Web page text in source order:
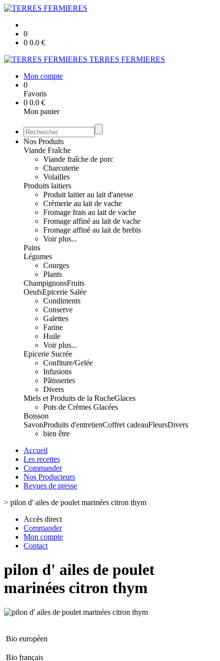
0
0 0.0 €
TERRES FERMIERES
Mon compte
0
Favoris
0 0.0 €
Mon panier
Nos Produits
Viande Fraîche
Viande fraîche de porc
Charcuterie
Volailles
Produits laitiers
Produit laitier au lait d'anesse
Crèmerie au lait de vache
Fromage frais au lait de vache
Fromage affiné au lait de vache
Fromage affiné au lait de brebis
Voir plus...
Pains
Légumes
Courges
Plants
ChampignonsFruits
OeufsEpicerie Salée
Condiments
Conserve
Galettes
Farine
Huile
Voir plus...
Epicerie Sucrée
Confiture/Gelée
Infusions
Pâtisseries
Divers
Miels et Produits de la RucheGlaces
Pots de Crèmes Glacées
Boisson
SavonProduits d'entretienCoffret cadeauFleursDivers
bien être
Accueil
Les recettes
Commander
Nos Producteurs
Revues de presse
> pilon d' ailes de poulet marinées citron thym
Accès direct
Commander
Mon compte
Contact
pilon d' ailes de poulet
marinées citron thym
Bio européen
Bio français